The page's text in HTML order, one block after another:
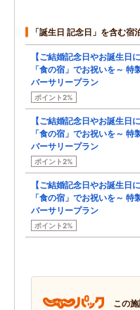
「誕生日 記念日」を含む宿
【ご結婚記念日やお誕生日
「食の宿」でお祝いを～ 特
バーサリープラン
ポイント2%
【ご結婚記念日やお誕生日
「食の宿」でお祝いを～ 特
バーサリープラン
ポイント2%
【ご結婚記念日やお誕生日
「食の宿」でお祝いを～ 特
バーサリープラン
ポイント2%
この